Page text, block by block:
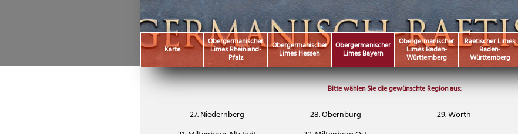
Karte
Obergermanischer
Limes Rheinland-
Pfalz
Obergermanischer
Limes Hessen
Obergermanischer
Limes Bayern
Obergermanischer
Limes Baden-
Württemberg
Raetischer Limes
Baden-
Württemberg
Bitte wählen Sie die gewünschte Region aus:
27. Niedernberg 28. Obernburg 29. Wörth